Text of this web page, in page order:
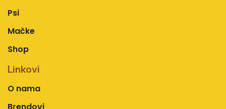
Psi
Mačke
Shop
Linkovi
O nama